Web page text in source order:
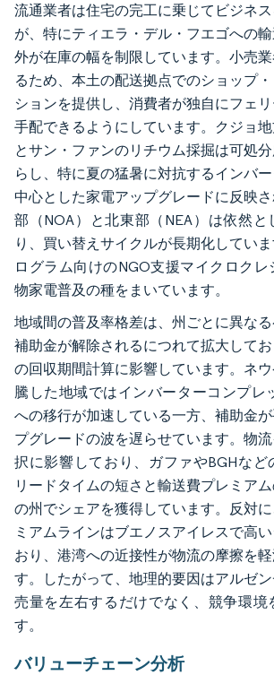
流通業者は住宅の完工に乗じてビジネ
が、特にティエラ・デル・フエゴへの
外が在庫の幅を制限しています。小売
るため、本土の配送拠点でのショップ
ションを提供し、消費者が独自にフェ
手配できるようにしています。クジョ
とサン・ファンのリチウム採掘は可処
らし、特に夏の猛暑に対抗するインバ
中心とした家電アップグレードに反映
部（NOA）と北東部（NEA）は依然と
り、買い替えサイクルが長期化してい
ログラム向けのNGO支援マイクロクレ
物家電普及の種をまいています。
地域間の普及率格差は、州ごとに異な
補助金が解除されるにつれて拡大して
の回収期間計算に影響しています。ネ
騰した地域ではインバーターコンプレ
への移行が加速している一方、補助金
プグレードの波を遅らせています。物
択に影響しており、ガファやBGHなど
リードタイムの短さと輸送費プレミア
の州でシェアを獲得しています。反対
ミアムラインはブエノスアイレスで高
おり、港湾への近接性が物流の摩擦を
す。したがって、地理的要因はアルゼ
売量を左右するだけでなく、競争環境
す。
バリューチェーン分析